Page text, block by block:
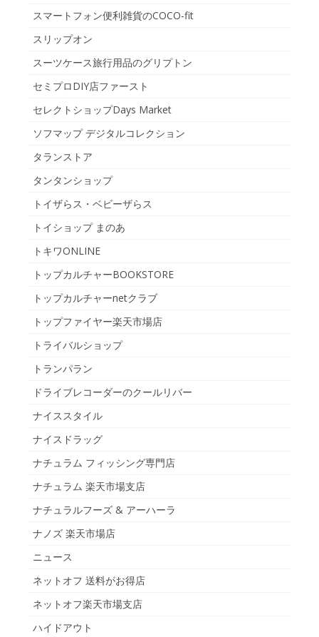
スマートフォン便利雑貨のCOCO-fit
スリップオン
スーツケース旅行用品のグリプトン
セミプロDIY店ファースト
セレクトショップDays Market
ソフマップ デジタルコレクション
タランストア
タンタンショップ
トイザらス・ベビーザらス
トイショップ まのあ
トキワONLINE
トップカルチャーBOOKSTORE
トップカルチャーnetクラブ
トップファイヤー楽天市場店
トライバルショップ
トランパラン
ドライブレコーダーのクールリバー
ナイススタイル
ナイスドラッグ
ナチュラム フィッシング専門店
ナチュラム 楽天市場支店
ナチュラルフーズ & アーハーラ
ナノズ 楽天市場店
ニュース
ネットオフ 送料がお得店
ネットオフ楽天市場支店
ハイドアウト